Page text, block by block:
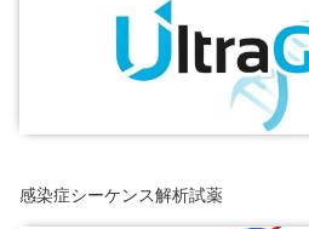
感染症シーケンス解析試薬